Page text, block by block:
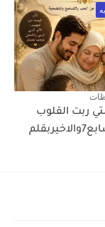
ربت القلوب
الفصل السابع7والاخيربقلم